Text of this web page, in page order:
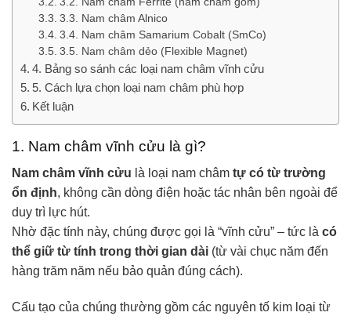
3.3. Nam châm Alnico
3.4. Nam châm Samarium Cobalt (SmCo)
3.5. Nam châm dẻo (Flexible Magnet)
4. Bảng so sánh các loại nam châm vĩnh cửu
5. Cách lựa chọn loại nam châm phù hợp
Kết luận
1. Nam châm vĩnh cửu là gì?
Nam châm vĩnh cửu là loại nam châm tự có từ trường
ổn định, không cần dòng điện hoặc tác nhân bên ngoài để
duy trì lực hút.
Nhờ đặc tính này, chúng được gọi là “vĩnh cửu” – tức là có
thể giữ từ tính trong thời gian dài (từ vài chục năm đến
hàng trăm năm nếu bảo quản đúng cách).
Cấu tạo của chúng thường gồm các nguyên tố kim loại từ